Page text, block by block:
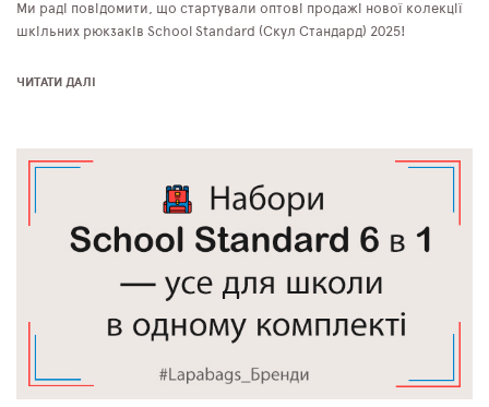
Ми раді повідомити, що стартували оптові продажі нової колекції
шкільних рюкзаків School Standard (Скул Стандард) 2025!
ЧИТАТИ ДАЛІ